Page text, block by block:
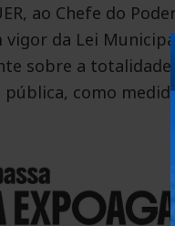
ao Chefe do
vigor da Lei
sobre a
pública, como